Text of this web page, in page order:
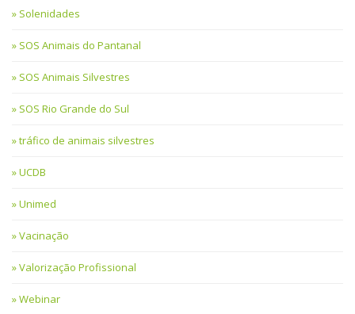
Solenidades
SOS Animais do Pantanal
SOS Animais Silvestres
SOS Rio Grande do Sul
tráfico de animais silvestres
UCDB
Unimed
Vacinação
Valorização Profissional
Webinar